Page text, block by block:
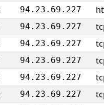
94.23.69.227
94.23.69.227
94.23.69.227
94.23.69.227
94.23.69.227
94.23.69.227